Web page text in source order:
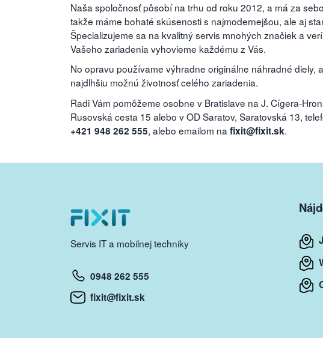
Naša spoločnosť pôsobí na trhu od roku 2012, a má za
takže máme bohaté skúsenosti s najmodernejšou, ale aj
Špecializujeme sa na kvalitný servis mnohých značiek a
Vašeho zariadenia vyhovieme každému z Vás.
No opravu používame výhradne originálne náhradné diely,
najdlhšiu možnú životnosť celého zariadenia.
Radi Vám pomôžeme osobne v Bratislave na J. Cígera-
Rusovská cesta 15 alebo v OD Saratov, Saratovská 13,
+421 948 262 555, alebo emailom na fixit@fixit.sk.
Servis IT a mobilnej techniky
0948 262 555
fixit@fixit.sk